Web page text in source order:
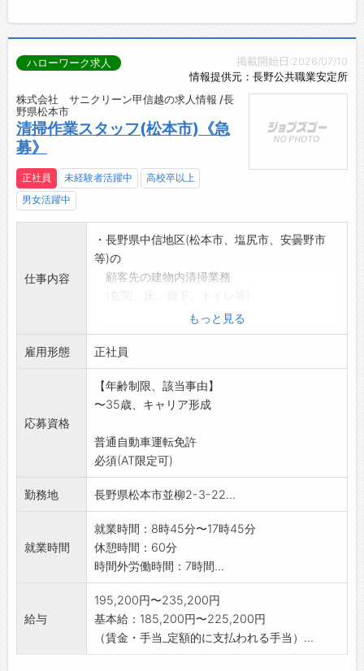
掲載開始日:2026/07/10
情報提供元：長野公共職業安定所
ハローワーク求人
株式会社 サニクリーン甲信越の求人情報 /長
野県松本市
清掃作業スタッフ(松本市)《急
募》
正社員 未経験者活躍中
高校卒以上
男女活躍中
仕事内容
・長野県中信地区(松本市、塩尻市、安曇野市
等)の
顧客先の建物内清掃業務
他の作業スタッフメンバーと班を形成し
グループで顧客先を回り、建物内の清掃を行
なう。
*当該業務は立ち仕事が主なため、体力を要しま
す。
◎入社後1ヶ月は、研修を兼ね社員が同行します
未経験の方も安心してご応募下さい。
【変更範囲:変更なし】*運転が必要な業務で
す。
もっと見る
雇用形態 正社員
応募資格
【年齢制限、該当事由】
〜35歳、キャリア形成
普通自動車運転免許
必須(AT限定可)
勤務地 長野県松本市並柳2-3-22...
就業時間
就業時間：8時45分〜17時45分
休憩時間：60分
時間外労働時間：7時間...
給与
195,200円〜235,200円
基本給：185,200円〜225,200円
（賃金・手当_定額的に支払われる手当）...